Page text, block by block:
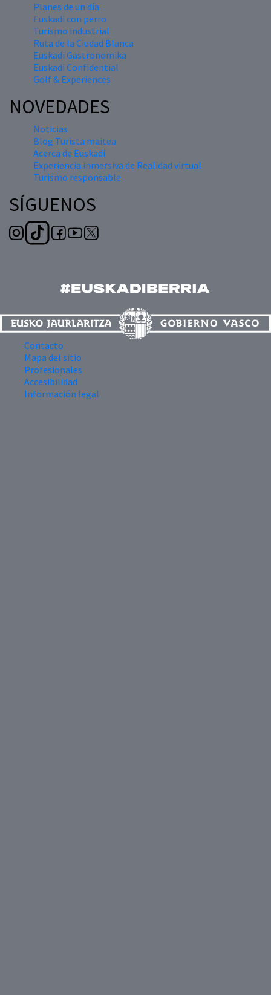
Planes de un día
Euskadi con perro
Turismo industrial
Ruta de la Ciudad Blanca
Euskadi Gastronomika
Euskadi Confidential
Golf & Experiences
NOVEDADES
Noticias
Blog Turista maitea
Acerca de Euskadi
Experiencia inmersiva de Realidad virtual
Turismo responsable
SÍGUENOS
Contacto
Mapa del sitio
Profesionales
Accesibilidad
Información legal